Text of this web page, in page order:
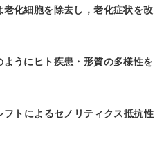
化細胞を除去し，老化症状を改
うにヒト疾患・形質の多様性を
トによるセノリティクス抵抗性